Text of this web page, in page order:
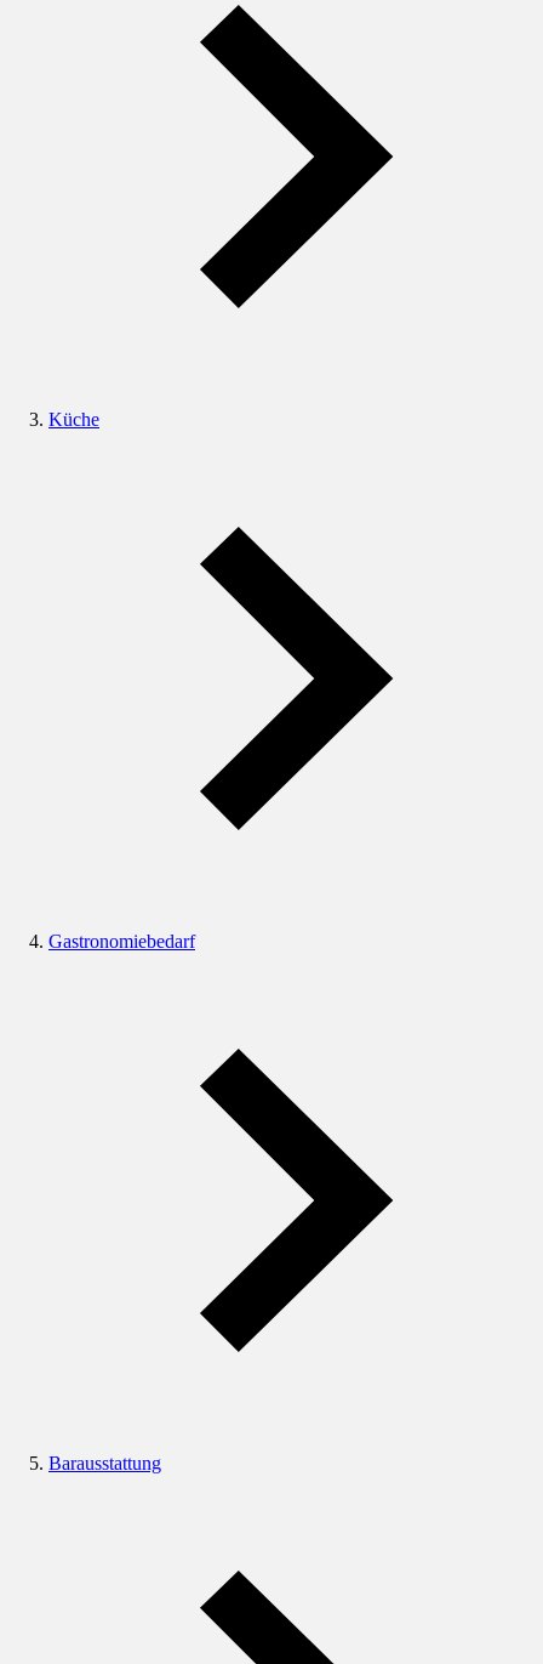
Küche
Gastronomiebedarf
Barausstattung